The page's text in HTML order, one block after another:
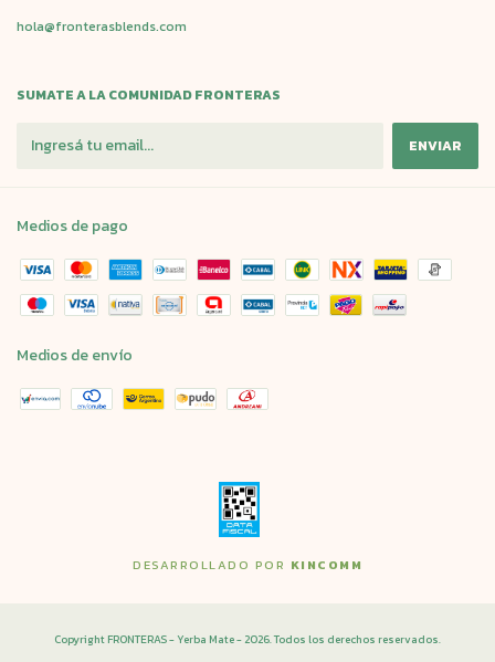
hola@fronterasblends.com
SUMATE A LA COMUNIDAD FRONTERAS
Medios de pago
Medios de envío
DESARROLLADO POR KINCOMM
Copyright FRONTERAS - Yerba Mate - 2026. Todos los derechos reservados.